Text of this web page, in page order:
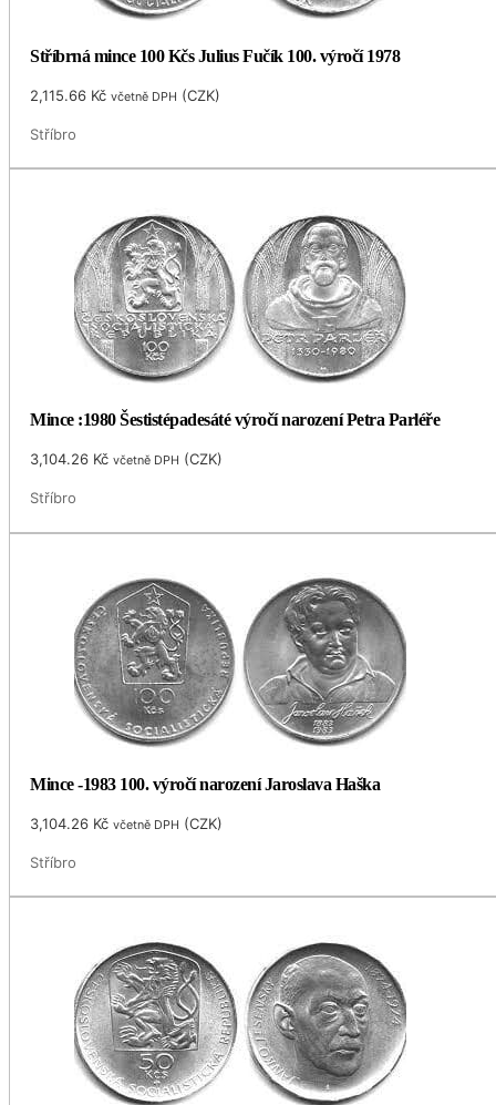
Stříbrná mince 100 Kčs Julius Fučík 100. výročí 1978
2,115.66 Kč včetně DPH (CZK)
Stříbro
Mince :1980 Šestistépadesáté výročí narození Petra Parléře
3,104.26 Kč včetně DPH (CZK)
Stříbro
Mince -1983 100. výročí narození Jaroslava Haška
3,104.26 Kč včetně DPH (CZK)
Stříbro